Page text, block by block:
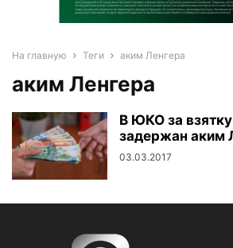
На главную Теги аким Ленгера
аким Ленгера
В ЮКО за
задержан аким
03.03.2017